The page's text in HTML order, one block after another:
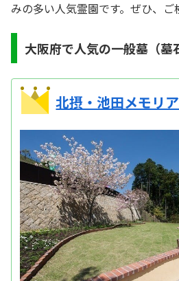
みの多い人気霊園です。ぜひ、ご
大阪府で人気の一般墓（墓
北摂・池田メモリ